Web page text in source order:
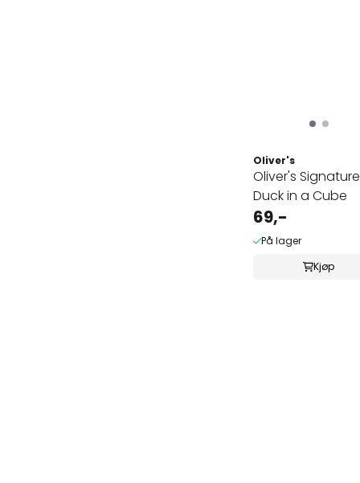
Oliver's
Oliver's Signature
Duck in a Cube
69,-
På lager
Kjøp